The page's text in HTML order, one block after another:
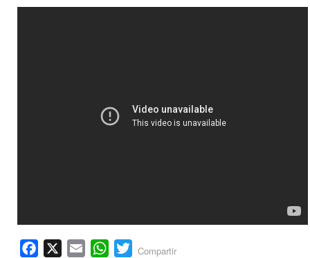
Facebook Email WhatsApp
Twitter
Compartir